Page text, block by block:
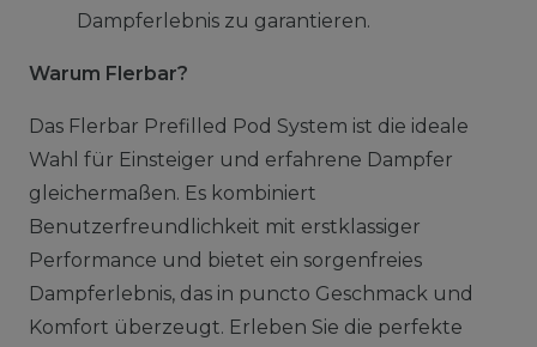
Dampferlebnis zu garantieren.
Warum Flerbar?
Das Flerbar Prefilled Pod System ist die ideale
Wahl für Einsteiger und erfahrene Dampfer
gleichermaßen. Es kombiniert
Benutzerfreundlichkeit mit erstklassiger
Performance und bietet ein sorgenfreies
Dampferlebnis, das in puncto Geschmack und
Komfort überzeugt. Erleben Sie die perfekte